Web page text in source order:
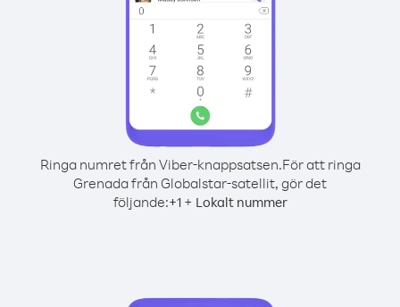
Ringa numret från Viber-knappsatsen.För att ringa
Grenada från Globalstar-satellit, gör det
följande:+1+ Lokalt nummer